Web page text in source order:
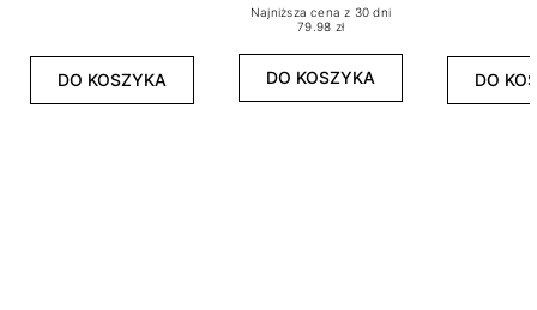
DO KOSZYKA
Najniższa cena z 30 dni
79.98 zł
DO KOSZYKA DO